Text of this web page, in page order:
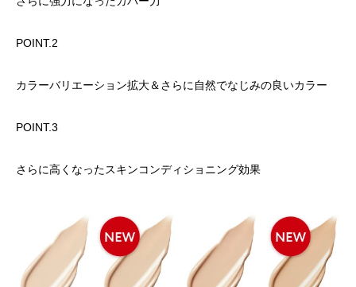
POINT.2
カラーバリエーション拡大＆さらに自然でなじみの良いカラー
POINT.3
さらに高くなったスキンコンディショニング効果